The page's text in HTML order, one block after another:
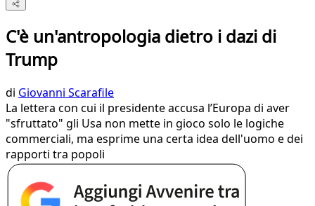
C'è un'antropologia dietro i dazi di
Trump
di Giovanni Scarafile
La lettera con cui il presidente accusa l’Europa di aver
"sfruttato" gli Usa non mette in gioco solo le logiche
commerciali, ma esprime una certa idea dell'uomo e dei
rapporti tra popoli